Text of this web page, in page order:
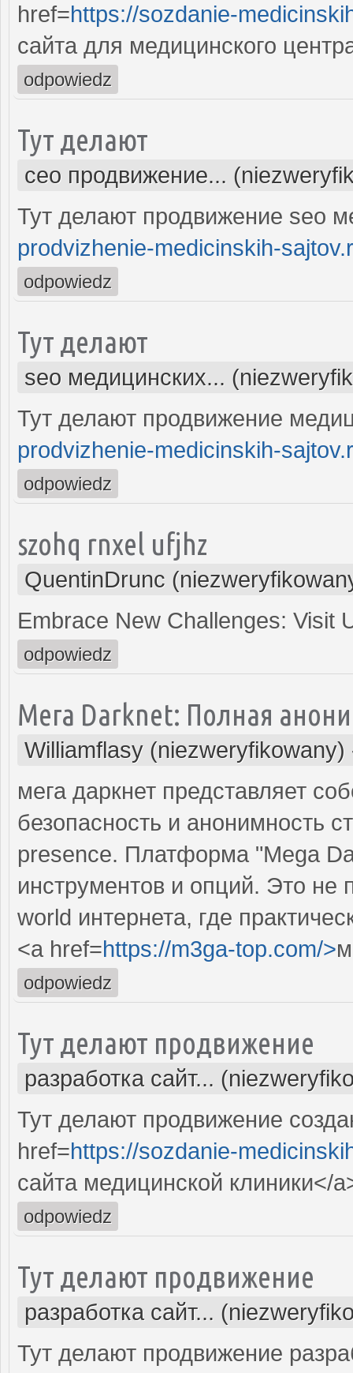
href=https://sozdanie-
сайта для медицинского
odpowiedz
Тут делают
сео продвижение...
Тут делают продвижение seo
prodvizhenie-medicinskih-
odpowiedz
Тут делают
seo медицинских...
Тут делают продвижение
prodvizhenie-medicinskih-
odpowiedz
szohq rnxel ufjhz
QuentinDrunc
Embrace New Challenges: Visit
odpowiedz
Мега Darknet: Полная
Williamflasy (niezweryfikowany)
мега даркнет представляет
безопасность и анонимность
presence. Платформа "Mega
инструментов и опций. Это не
world интернета, где
<a href=https://m3ga-top.com/>
odpowiedz
Тут делают продвижение
разработка сайт...
Тут делают продвижение
href=https://sozdanie-
сайта медицинской клиники</
odpowiedz
Тут делают продвижение
разработка сайт...
Тут делают продвижение